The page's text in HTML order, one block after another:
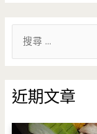
鍵
字
:
近期文章